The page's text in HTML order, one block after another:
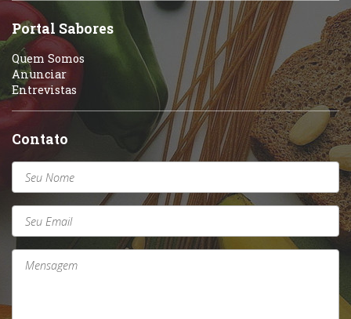
Sobremesas e sorvetes
Portal Sabores
Quem Somos
Anunciar
Entrevistas
Contato